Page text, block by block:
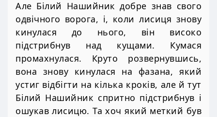
Але Білий Нашийник добре знав свого
одвічного ворога, і, коли лисиця знову
кинулася до нього, він високо
підстрибнув над кущами. Кумася
промахнулася. Круто розвернувшись,
вона знову кинулася на фазана, який
устиг відбігти на кілька кроків, але й тут
Білий Нашийник спритно підстрибнув і
ошукав лисицю. Та хоч який меткий був